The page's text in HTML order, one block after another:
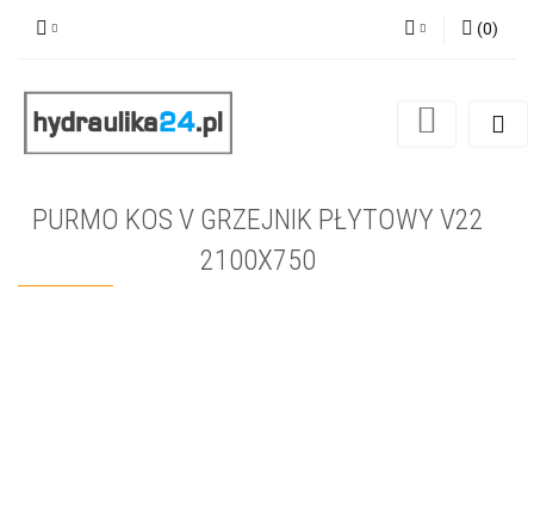
Zarejestruj się
(0)
PURMO KOS V GRZEJNIK PŁYTOWY V22
2100X750